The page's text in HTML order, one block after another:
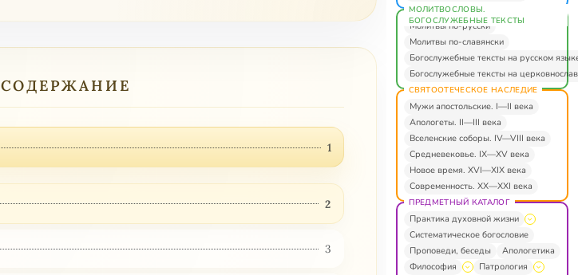
СОДЕРЖАНИЕ
1
2
3
МОЛИТВОСЛОВЫ.
БОГОСЛУЖЕБНЫЕ ТЕКСТЫ
Молитвы по-русски
Молитвы по-славянски
Богослужебные тексты на русском
Богослужебные тексты на
СВЯТООТЕЧЕСКОЕ НАСЛЕДИЕ
Мужи апостольские. I—II века
Апологеты. II—III века
Вселенские соборы. IV—VIII века
Средневековье. IX—XV века
Новое время. XVI—XIX века
Современность. XX—XXI века
ПРЕДМЕТНЫЙ КАТАЛОГ
Практика духовной жизни
Систематическое богословие
Проповеди, беседы
Апологетика
Философия
Патрология